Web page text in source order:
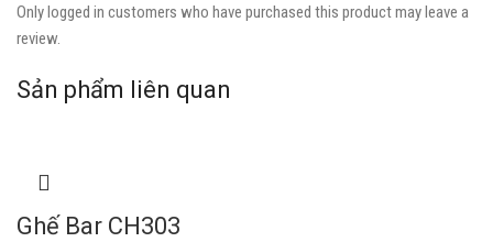
Only logged in customers who have purchased this product may leave a
review.
Sản phẩm liên quan
Ghế Bar CH303